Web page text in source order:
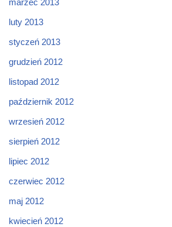
marzec 2013
luty 2013
styczeń 2013
grudzień 2012
listopad 2012
październik 2012
wrzesień 2012
sierpień 2012
lipiec 2012
czerwiec 2012
maj 2012
kwiecień 2012